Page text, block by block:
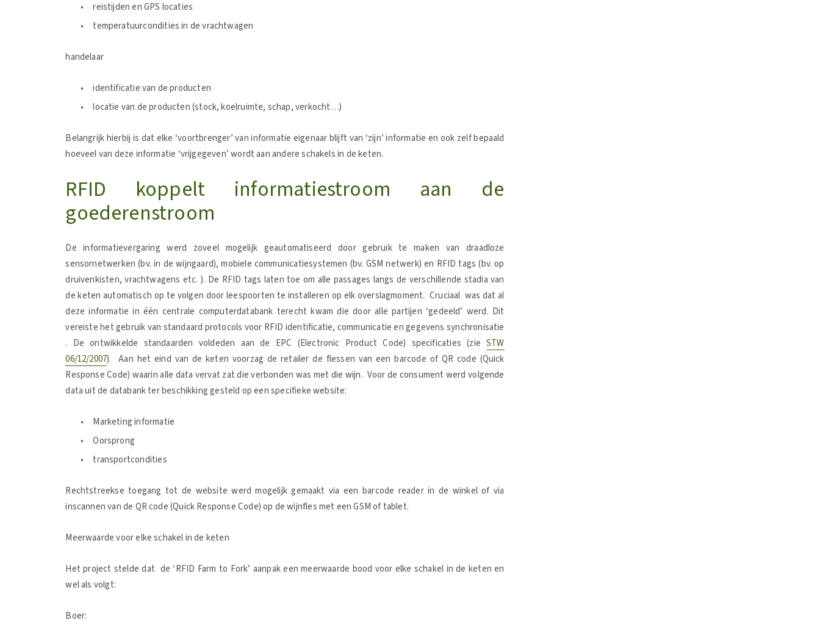
reistijden en GPS locaties
temperatuurcondities in de vrachtwagen
handelaar
identificatie van de producten
locatie van de producten (stock, koelruimte, schap, verkocht…)
Belangrijk hierbij is dat elke ‘voortbrenger’ van informatie eigenaar blijft van ‘zijn’ informatie en ook zelf bepaald
hoeveel van deze informatie ‘vrijgegeven’ wordt aan andere schakels in de keten.
RFID koppelt informatiestroom aan de
goederenstroom
De informatievergaring werd zoveel mogelijk geautomatiseerd door gebruik te maken van draadloze
sensornetwerken (bv. in de wijngaard), mobiele communicatiesystemen (bv. GSM netwerk) en RFID tags (bv. op
druivenkisten, vrachtwagens etc. ). De RFID tags laten toe om alle passages langs de verschillende stadia van
de keten automatisch op te volgen door leespoorten te installeren op elk overslagmoment. Cruciaal was dat al
deze informatie in één centrale computerdatabank terecht kwam die door alle partijen ‘gedeeld’ werd. Dit
vereiste het gebruik van standaard protocols voor RFID identificatie, communicatie en gegevens synchronisatie
. De ontwikkelde standaarden voldeden aan de EPC (Electronic Product Code) specificaties (zieSTW
06/12/2007). Aan het eind van de keten voorzag de retailer de flessen van een barcode of QR code (Quick
Response Code) waarin alle data vervat zat die verbonden was met die wijn. Voor de consument werd volgende
data uit de databank ter beschikking gesteld op een specifieke website:
Marketing informatie
Oorsprong
transportcondities
Rechtstreekse toegang tot de website werd mogelijk gemaakt via een barcode reader in de winkel of via
inscannen van de QR code (Quick Response Code) op de wijnfles met een GSM of tablet.
Meerwaarde voor elke schakel in de keten
Het project stelde dat de ‘RFID Farm to Fork’ aanpak een meerwaarde bood voor elke schakel in de keten en
wel als volgt:
Boer: